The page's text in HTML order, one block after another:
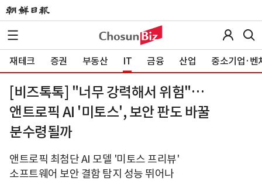
재테크 증권 부동산 IT 금융 산업 중소기업·벤
[비즈톡톡] "너무 강력해서 위험"…
앤트로픽 AI '미토스', 보안 판도 바꿀
분수령될까
앤트로픽 최첨단 AI 모델 '미토스 프리뷰'
소프트웨어 보안 결함 탐지 성능 뛰어나